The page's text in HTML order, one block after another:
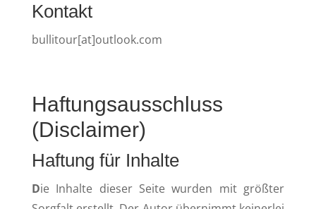
Kontakt
bullitour[at]outlook.com
Haftungsausschluss
(Disclaimer)
Haftung für Inhalte
Die Inhalte dieser Seite wurden mit größter